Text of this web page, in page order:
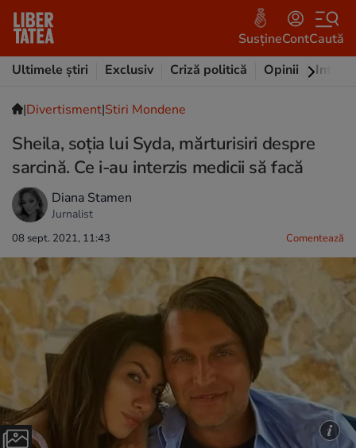
SusțineContCaută
Ultimele știri
Exclusiv Criză politică Opinii
|Divertisment|Stiri Mondene
Sheila, soția lui Syda, mărturisiri despre
sarcină. Ce i-au interzis medicii să facă
Diana Stamen
Jurnalist
08 sept. 2021, 11:43 Comentează